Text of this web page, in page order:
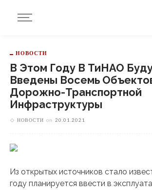
НОВОСТИ
В Этом Году В ТиНАО
Введены Восемь
Дорожно-Транспортной
Инфраструктуры
НОВОСТИ on 20.01.2021
Из открытых источников стало
году планируется ввести в